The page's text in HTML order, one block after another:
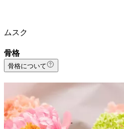
ムスク
骨格
骨格について